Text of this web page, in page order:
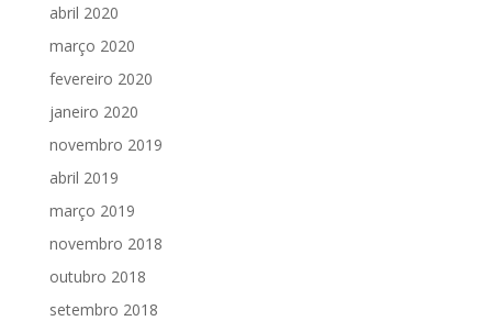
abril 2020
março 2020
fevereiro 2020
janeiro 2020
novembro 2019
abril 2019
março 2019
novembro 2018
outubro 2018
setembro 2018